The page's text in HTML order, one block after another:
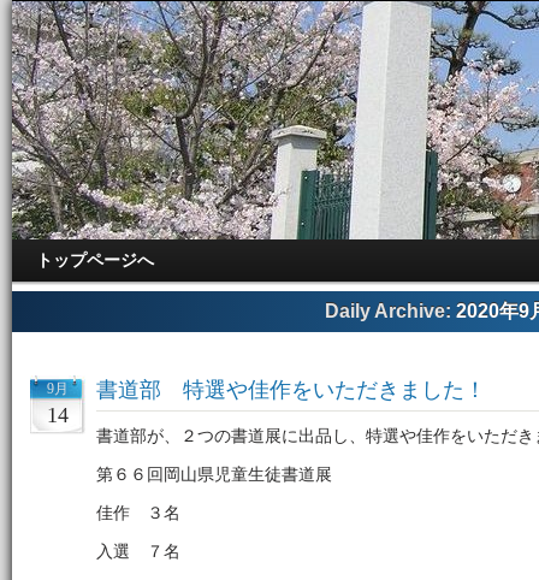
トップページへ
Daily Archive: 2020年9
9月
14
書道部 特選や佳作をいただきました！
書道部が、２つの書道展に出品し、特選や佳作をいただき
第６６回岡山県児童生徒書道展
佳作 ３名
入選 ７名